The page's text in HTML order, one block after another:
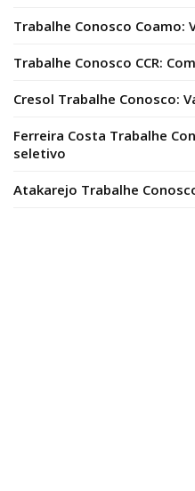
Trabalhe Conosco Coamo:
Trabalhe Conosco CCR:
Cresol Trabalhe Conosco:
Ferreira Costa Trabalhe
seletivo
Atakarejo Trabalhe